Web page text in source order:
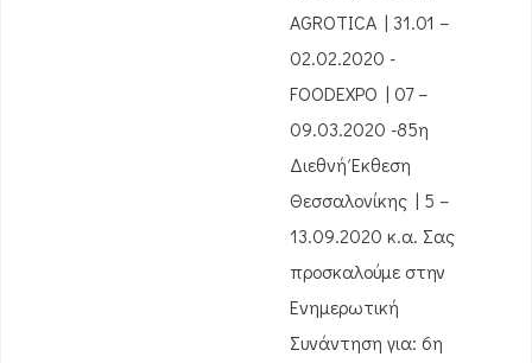
AGROTICA | 31.01 –
02.02.2020 -
FOODEXPO | 07 –
09.03.2020 -85η
Διεθνή Έκθεση
Θεσσαλονίκης | 5 –
13.09.2020 κ.α. Σας
προσκαλούμε στην
Ενημερωτική
Συνάντηση για: 6η